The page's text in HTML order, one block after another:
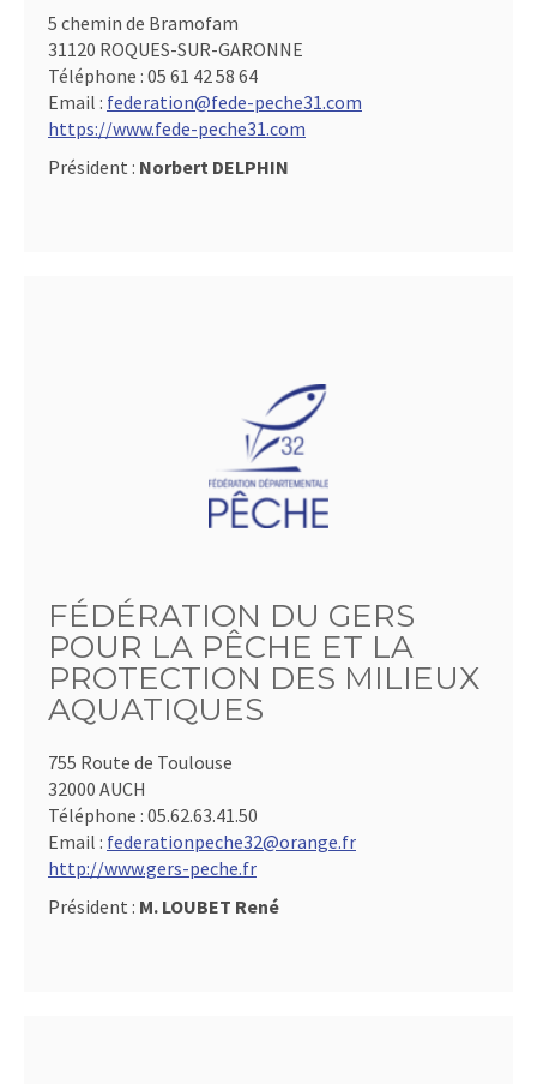
5 chemin de Bramofam
31120 ROQUES-SUR-GARONNE
Téléphone : 05 61 42 58 64
Email : federation@fede-peche31.com
https://www.fede-peche31.com
Président : Norbert DELPHIN
FÉDÉRATION DU GERS
POUR LA PÊCHE ET LA
PROTECTION DES MILIEUX
AQUATIQUES
755 Route de Toulouse
32000 AUCH
Téléphone : 05.62.63.41.50
Email : federationpeche32@orange.fr
http://www.gers-peche.fr
Président : M. LOUBET René